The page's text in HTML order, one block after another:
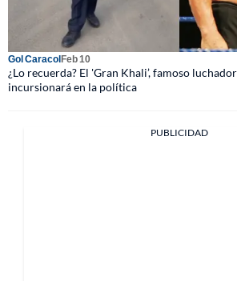
Gol CaracolFeb 10
¿Lo recuerda? El 'Gran Khali’, famoso
incursionará en la política
PUBLICIDAD